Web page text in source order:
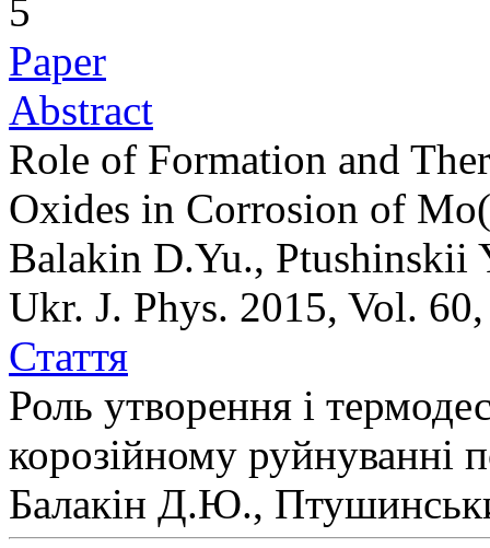
5
Paper
Abstract
Role of Formation and
Oxides in Corrosion of
Balakin D.Yu., Ptushinskii
Ukr. J. Phys. 2015, Vol.
Стаття
Роль утворення і
корозійному руйнуванні
Балакін Д.Ю.,